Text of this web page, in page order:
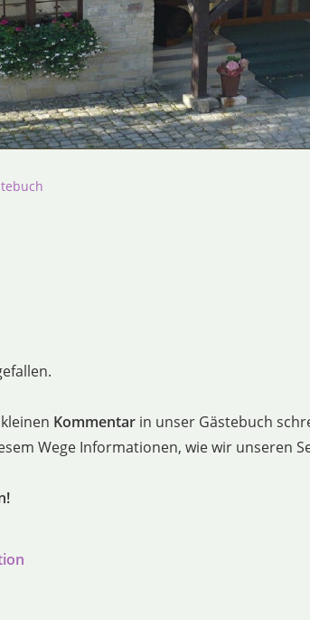
Kommentar in unser Gästebuch
Wege Informationen, wie wir unseren